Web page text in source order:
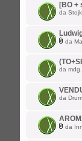
[BO +
da
da
da
da
da